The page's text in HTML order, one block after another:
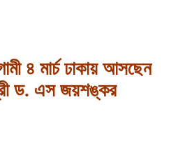
৪ মার্চ ঢাকায় আসছেন
ড. এস জয়শঙ্কর